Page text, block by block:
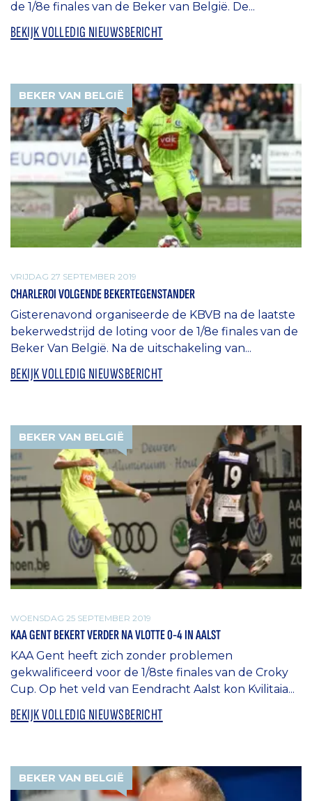
de 1/8e finales van de Beker van België. De...
BEKIJK VOLLEDIG NIEUWSBERICHT
BEKER VAN BELGIË
VRIJDAG 27 SEPTEMBER 2019
CHARLEROI VOLGENDE BEKERTEGENSTANDER
Gisterenavond organiseerde de KBVB na de laatste
bekerwedstrijd de loting voor de 1/8e finales van de
Beker Van België. Na de uitschakeling van...
BEKIJK VOLLEDIG NIEUWSBERICHT
BEKER VAN BELGIË
WOENSDAG 25 SEPTEMBER 2019
KAA GENT BEKERT VERDER NA VLOTTE 0-4 IN AALST
KAA Gent heeft zich zonder problemen
gekwalificeerd voor de 1/8ste finales van de Croky
Cup. Op het veld van Eendracht Aalst kon Kvilitaia...
BEKIJK VOLLEDIG NIEUWSBERICHT
BEKER VAN BELGIË